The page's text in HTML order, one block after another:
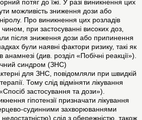
потяг до їжі. У разі виникнення цих
можливість зниження дози або
Про виникнення цих розладів
при застосуванні високих доз,
після зниження дози або припинення
були наявні фактори ризику, такі як
анамнезі (див. розділ «Побічні реакції»).
синдром (ЗНС)
для ЗНС, повідомляли при швидкій
Тому слід відміняти лікування
застосування та дози»).
гіпотензії призначати лікування
судинними захворюваннями
слід з обережністю, також